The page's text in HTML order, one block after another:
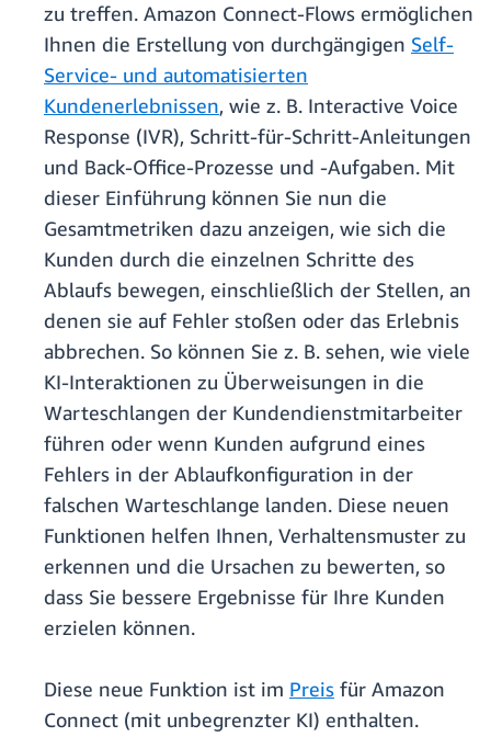
zu treffen. Amazon Connect-Flows ermöglichen
Ihnen die Erstellung von durchgängigen Self-
Service- und automatisierten
Kundenerlebnissen, wie z. B. Interactive Voice
Response (IVR), Schritt-für-Schritt-Anleitungen
und Back-Office-Prozesse und -Aufgaben. Mit
dieser Einführung können Sie nun die
Gesamtmetriken dazu anzeigen, wie sich die
Kunden durch die einzelnen Schritte des
Ablaufs bewegen, einschließlich der Stellen, an
denen sie auf Fehler stoßen oder das Erlebnis
abbrechen. So können Sie z. B. sehen, wie viele
KI-Interaktionen zu Überweisungen in die
Warteschlangen der Kundendienstmitarbeiter
führen oder wenn Kunden aufgrund eines
Fehlers in der Ablaufkonfiguration in der
falschen Warteschlange landen. Diese neuen
Funktionen helfen Ihnen, Verhaltensmuster zu
erkennen und die Ursachen zu bewerten, so
dass Sie bessere Ergebnisse für Ihre Kunden
erzielen können.
Diese neue Funktion ist im Preis für Amazon
Connect (mit unbegrenzter KI) enthalten.